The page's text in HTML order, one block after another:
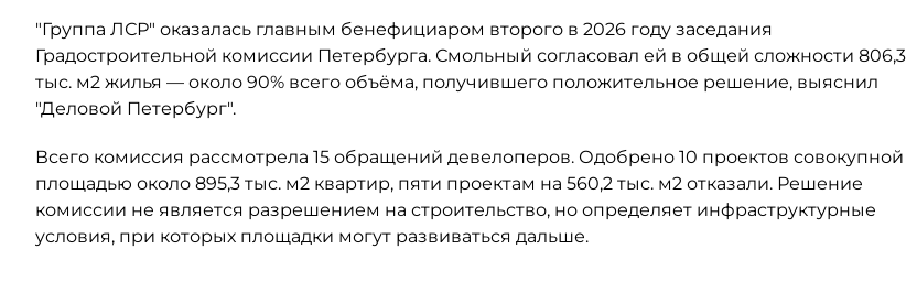
"Группа ЛСР" оказалась главным бенефициаром второго в 2026 году заседания
Градостроительной комиссии Петербурга. Смольный согласовал ей в общей сложности 806,3
тыс. м2 жилья — около 90% всего объёма, получившего положительное решение, выяснил
"Деловой Петербург".
Всего комиссия рассмотрела 15 обращений девелоперов. Одобрено 10 проектов совокупной
площадью около 895,3 тыс. м2 квартир, пяти проектам на 560,2 тыс. м2 отказали. Решение
комиссии не является разрешением на строительство, но определяет инфраструктурные
условия, при которых площадки могут развиваться дальше.